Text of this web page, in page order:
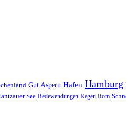
Gut Aspern Hafen Hamburg
See Redewendungen Regen Rom